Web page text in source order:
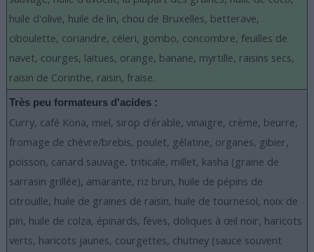
huile d'olive, huile de lin, chou de Bruxelles, betterave,
ciboulette, coriandre, céleri, gombo, concombre, feuilles de
navet, courges, laitues, orange, banane, myrtille, raisins secs,
raisin de Corinthe, raisin, fraise.
Très peu formateurs d'acides :
Curry, café Kona, miel, sirop d'érable, vinaigre, crème, beurre,
fromage de chèvre/brebis, poulet, gélatine, organes, gibier,
poisson, canard sauvage, triticale, millet, kasha (graine de
sarrasin grillée), amarante, riz brun, huile de pépins de
citrouille, huile de graines de raisin, huile de tournesol, noix de
pin, huile de colza, épinards, fèves, doliques à œil noir, haricots
verts, haricots jaunes, courgettes, chutney (sauce souvent